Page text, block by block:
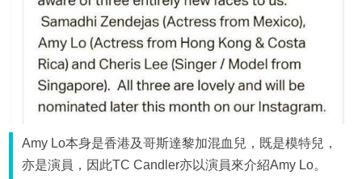
Amy Lo本身是香港及哥斯達黎加混血兒，既是模特兒，
亦是演員，因此TC Candler亦以演員來介紹Amy Lo。